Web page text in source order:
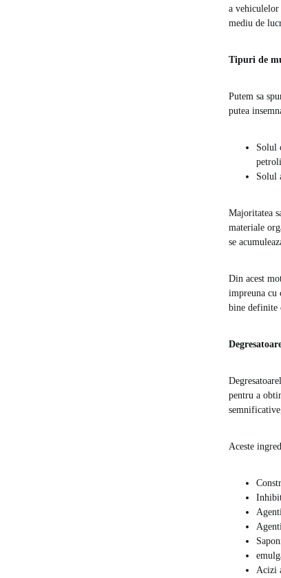
a
mediu de
Tipuri de
Putem sa
putea
Solul
Solul
Majoritatea
materiale
se
Din acest
impreuna cu
bine definite
pentru a
Aceste
Acizi